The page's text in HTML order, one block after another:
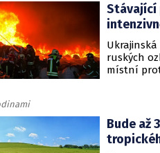
Stávající
ruských
místní
Bude až